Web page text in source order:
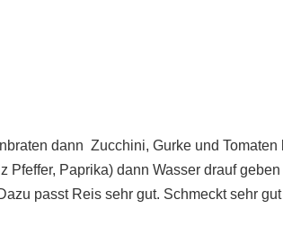
dann Zucchini, Gurke und
Pfeffer, Paprika) dann Wasser drauf
passt Reis sehr gut. Schmeckt sehr